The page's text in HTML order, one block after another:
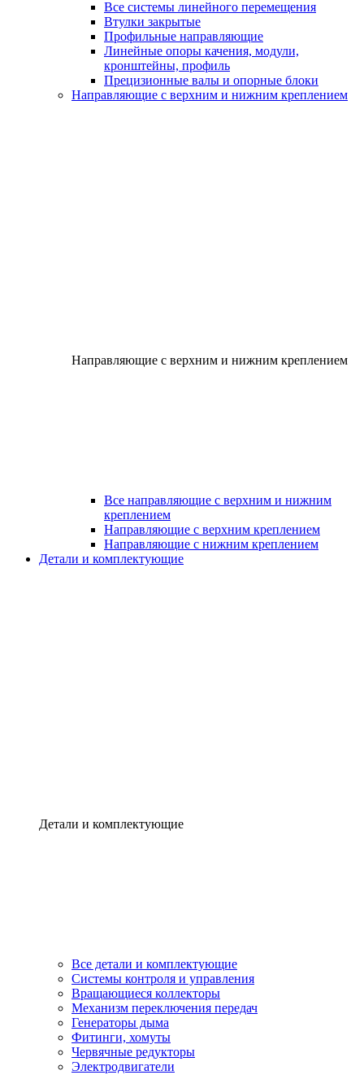
Все системы линейного перемещения
Втулки закрытые
Профильные направляющие
Линейные опоры качения, модули,
кронштейны, профиль
Прецизионные валы и опорные блоки
Направляющие с верхним и нижним креплением
Направляющие с верхним и нижним креплением
Все направляющие с верхним и нижним
креплением
Направляющие с верхним креплением
Направляющие с нижним креплением
Детали и комплектующие
Детали и комплектующие
Все детали и комплектующие
Системы контроля и управления
Вращающиеся коллекторы
Механизм переключения передач
Генераторы дыма
Фитинги, хомуты
Червячные редукторы
Электродвигатели